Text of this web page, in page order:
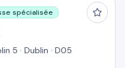
spécialisée
5 · Dublin · D05